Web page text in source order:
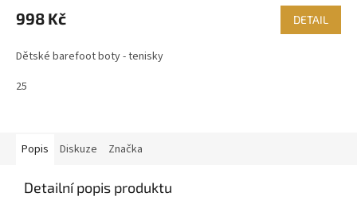
998 Kč DETAIL
Dětské barefoot boty - tenisky
25
Popis Diskuze Značka
Detailní popis produktu